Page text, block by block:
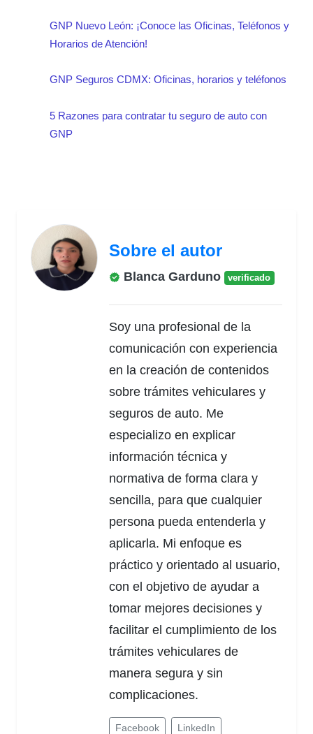
GNP Nuevo León: ¡Conoce las Oficinas, Teléfonos y
Horarios de Atención!
GNP Seguros CDMX: Oficinas, horarios y teléfonos
5 Razones para contratar tu seguro de auto con
GNP
Sobre el autor
Blanca Garduno verificado
Soy una profesional de la
comunicación con experiencia
en la creación de contenidos
sobre trámites vehiculares y
seguros de auto. Me
especializo en explicar
información técnica y
normativa de forma clara y
sencilla, para que cualquier
persona pueda entenderla y
aplicarla. Mi enfoque es
práctico y orientado al usuario,
con el objetivo de ayudar a
tomar mejores decisiones y
facilitar el cumplimiento de los
trámites vehiculares de
manera segura y sin
complicaciones.
Facebook LinkedIn